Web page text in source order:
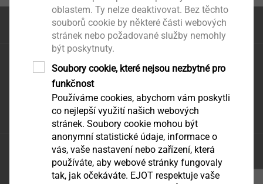
na začátek stránky
EJOT CZ, s.r.o.
Zděbradská 65
251 01 Říčany – Jažlovice
infoCZ@ejot.com
Ochrana údajů
tisk stránky
oblastem. Ty nelze deaktivovat. Bez těchto
souborů cookie by některé části webových
stránek nebo požadované služby nemohly
být poskytnuty.
Soubory cookie, které nejsou nezbytné pro
funkčnost
Používáme cookies, abychom vám poskytli
co nejlepší využití našich webových
stránek. Soubory cookie mohou být
anonymní statistické údaje, informace o
vás, vaše nastavení nebo zařízení, která
používáte, aby webové stránky fungovaly
tak, jak očekáváte. EJOT respektuje vaše